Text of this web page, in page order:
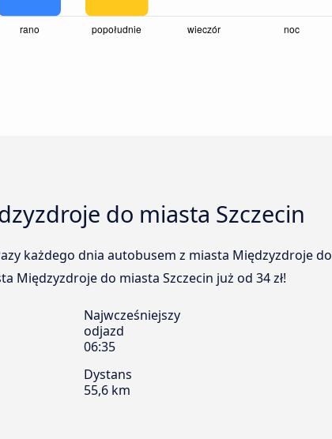
do miasta Szczecin
każdego dnia autobusem z miasta Międzyzdroje do
Międzyzdroje do miasta Szczecin już od 34 zł!
Najwcześniejszy
odjazd
06:35
Dystans
55,6 km